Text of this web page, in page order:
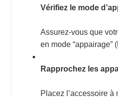
Vérifiez le mode
Assurez-vous que
en mode “appairage”
Rapprochez les
Placez l’accessoire à